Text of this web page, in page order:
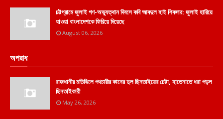
চট্টগ্রামে জুলাই গণ-অভ্যুত্থান দিবসে কবি আবদুল হাই শিকদার: জুলাই হারিয়ে
যাওয়া বাংলাদেশকে ফিরিয়ে দিয়েছে
August 06, 2026
অপরাধ
রাজধানীর মতিঝিলে পথচারীর কানের দুল ছিনতাইয়ের চেষ্টা, হাতেনাতে ধরা পড়ল
ছিনতাইকারী
May 26, 2026